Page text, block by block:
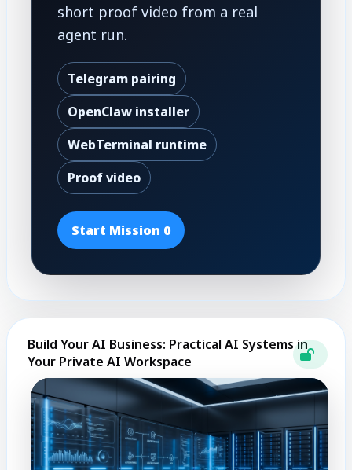
short proof video from a real
agent run.
Telegram pairing
OpenClaw installer
WebTerminal runtime
Proof video
Start Mission 0
Build Your AI Business: Practical AI Systems in
Your Private AI Workspace